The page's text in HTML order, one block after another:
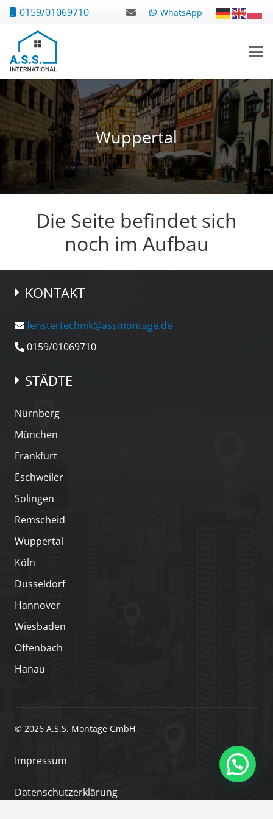
0159/01069710 WhatsApp
Wuppertal
Die Seite befindet sich
noch im Aufbau
KONTAKT
fenstertechnik@assmontage.de
0159/01069710
STÄDTE
Nürnberg
München
Frankfurt
Eschweiler
Solingen
Remscheid
Wuppertal
Köln
Düsseldorf
Hannover
Wiesbaden
Offenbach
Hanau
© 2026 A.S.S. Montage GmbH
Impressum
Datenschutzerklärung